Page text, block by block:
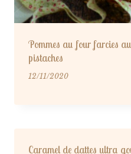
Pommes au four farcies
pistaches
12/11/2020
Caramel de dattes ultra